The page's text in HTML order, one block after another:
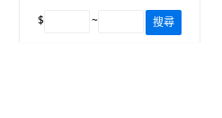
$ ~ 搜尋